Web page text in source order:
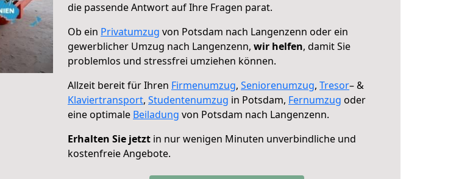
die passende Antwort auf Ihre Fragen parat.
Ob ein Privatumzug von Potsdam nach Langenzenn oder ein
gewerblicher Umzug nach Langenzenn, wir helfen, damit Sie
problemlos und stressfrei umziehen können.
Allzeit bereit für Ihren Firmenumzug, Seniorenumzug, Tresor– &
Klaviertransport, Studentenumzug in Potsdam, Fernumzug oder
eine optimale Beiladung von Potsdam nach Langenzenn.
Erhalten Sie jetzt in nur wenigen Minuten unverbindliche und
kostenfreie Angebote.